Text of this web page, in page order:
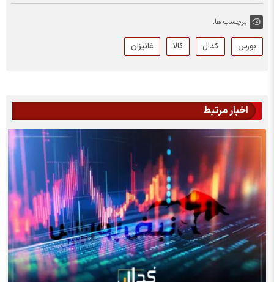
برچسب ها:
بورس کدال کالا غانیزان
اخبار مرتبط